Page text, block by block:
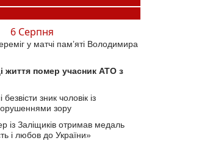
6 Серпня
у матчі пам’яті Володимира
життя помер учасник АТО з
зник чоловік із
зору
із Заліщиків отримав медаль
і любов до України»